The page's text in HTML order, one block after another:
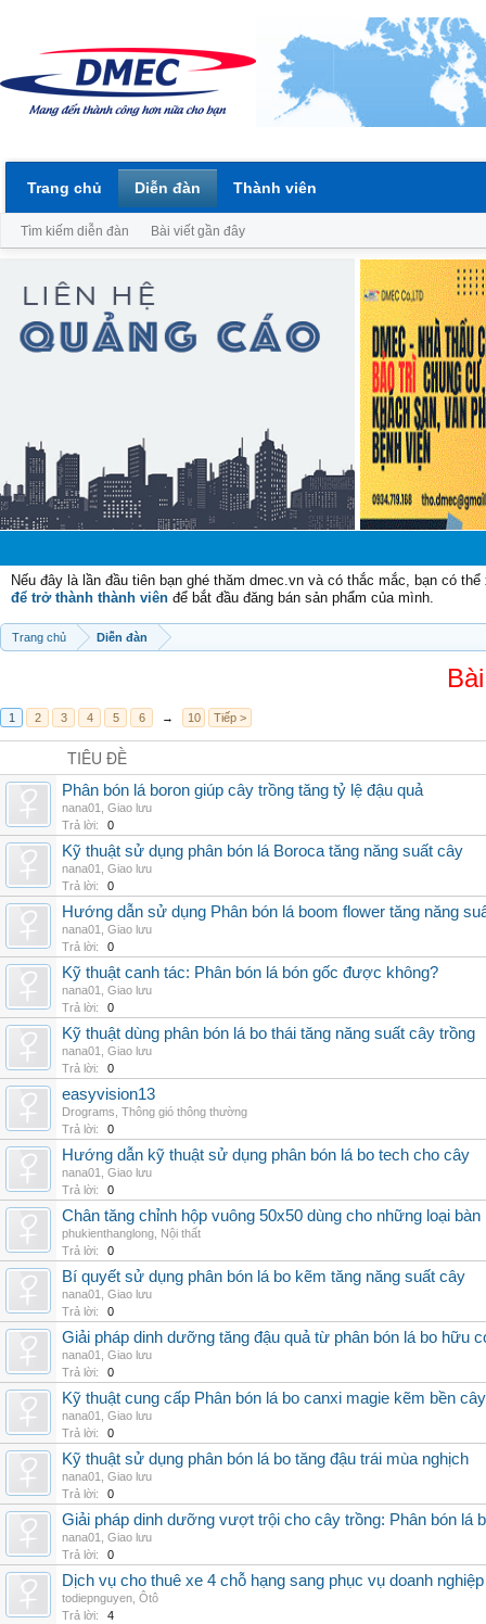
Nếu đây là lần đầu tiên bạn ghé thăm dmec.vn và có thắc mắc, bạn có
để trở thành thành viên để bắt đầu đăng bán sản phẩm của mình.
Trang chủ Diễn đàn
1 2 3 4 5 6 → 10 Tiếp >
TIÊU ĐỀ
Phân bón lá boron giúp cây trồng tăng tỷ lệ đậu quả
nana01
Giao lưu
Trả lời:
0
Kỹ thuật sử dụng phân bón lá Boroca tăng năng suất cây
nana01
Giao lưu
Trả lời:
0
Hướng dẫn sử dụng Phân bón lá boom flower tăng năng
nana01
Giao lưu
Trả lời:
0
Kỹ thuật canh tác: Phân bón lá bón gốc được không?
nana01
Giao lưu
Trả lời:
0
Kỹ thuật dùng phân bón lá bo thái tăng năng suất cây trồng
nana01
Giao lưu
Trả lời:
0
easyvision13
Drograms Thông gió thông thường
Trả lời:
0
Hướng dẫn kỹ thuật sử dụng phân bón lá bo tech cho cây
nana01
Giao lưu
Trả lời:
0
Chân tăng chỉnh hộp vuông 50x50 dùng cho những loại bàn
phukienthanglong Nội thất
Trả lời:
0
Bí quyết sử dụng phân bón lá bo kẽm tăng năng suất cây
nana01
Giao lưu
Trả lời:
0
Giải pháp dinh dưỡng tăng đậu quả từ phân bón lá bo hữu
nana01
Giao lưu
Trả lời:
0
Kỹ thuật cung cấp Phân bón lá bo canxi magie kẽm bền cây
nana01
Giao lưu
Trả lời:
0
Kỹ thuật sử dụng phân bón lá bo tăng đậu trái mùa nghịch
nana01
Giao lưu
Trả lời:
0
Giải pháp dinh dưỡng vượt trội cho cây trồng: Phân bón lá
nana01
Giao lưu
Trả lời:
0
Dịch vụ cho thuê xe 4 chỗ hạng sang phục vụ doanh
todiepnguyen Ôtô
Trả lời:
4
Trang chủ Diễn đàn
Tìm kiếm diễn đàn Bài viết gần đây
Thành viên